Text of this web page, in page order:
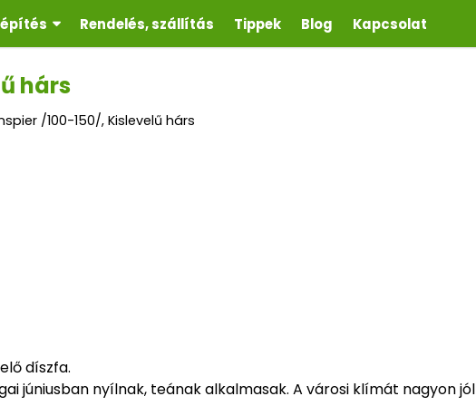
Rendelés, szállítás Tippek Blog Kapcsolat
hárs
/100-150/, Kislevelű hárs
díszfa.
júniusban nyílnak, teának alkalmasak. A városi klímát nagyon jól